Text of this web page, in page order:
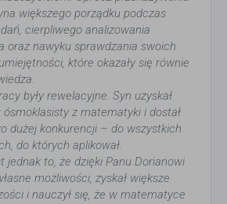
większego porządku podczas
cierpliwego analizowania
oraz nawyku sprawdzania swoich
które okazały się równie
były rewelacyjne. Syn uzyskał
ósmoklasisty z matematyki i dostał
dużej konkurencji – do wszystkich
do których aplikował.
jednak to, że dzięki Panu Dorianowi
możliwości, zyskał większe
i nauczył się, że w matematyce